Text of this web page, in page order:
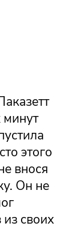
минут
этого
внося
Он не
своих